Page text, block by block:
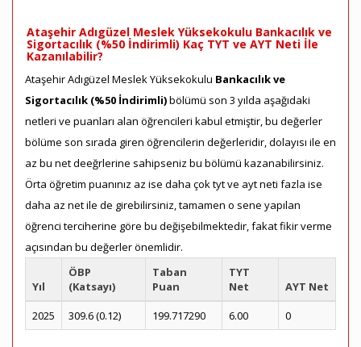
Ataşehir Adıgüzel Meslek Yüksekokulu Bankacılık ve
Sigortacılık (%50 İndirimli) Kaç TYT ve AYT Neti İle
Kazanılabilir?
Ataşehir Adıgüzel Meslek Yüksekokulu Bankacılık ve
Sigortacılık (%50 İndirimli)bölümü son 3 yılda aşağıdaki
netleri ve puanları alan öğrencileri kabul etmiştir, bu değerler
bölüme son sırada giren öğrencilerin değerleridir, dolayısı ile en
az bu net deeğrlerine sahipseniz bu bölümü kazanabilirsiniz.
Örta öğretim puanınız az ise daha çok tyt ve ayt neti fazla ise
daha az net ile de girebilirsiniz, tamamen o sene yapılan
öğrenci terciherine göre bu değişebilmektedir, fakat fikir verme
açısından bu değerler önemlidir.
Yıl
ÖBP
(Katsayı)
Taban
Puan
TYT
Net
AYT Net
2025
309.6 (0.12) 199.717290 6.00 0